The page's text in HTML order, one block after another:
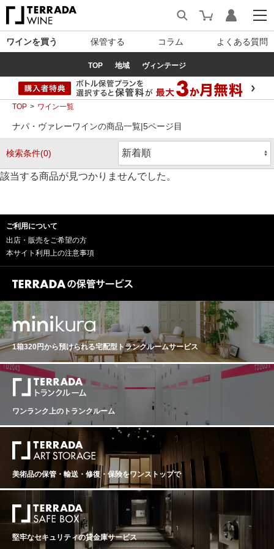
ワインを買う 保管する コラム よくある質問
TOP 地域 ヴィンテージ
TOP ワイン一覧
ナパ・ヴァレーワインの商品一覧|5ページ目
検索条件(0)
該当する商品が見つかりませんでした。
ご利用について
出店・販売をご希望の方
本サイト利用上の注意事項
1箱320円から預けられる宅配型トランクルームサービス
ワンランク上のトランクルーム
美術品の保管・輸送・修復・保険をワンストップで
堅牢なセキュリティの貸金庫サービス